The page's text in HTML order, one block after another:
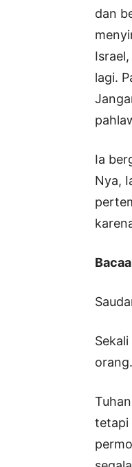
dan
lagi.
Ia
Nya,
orang.
tetapi